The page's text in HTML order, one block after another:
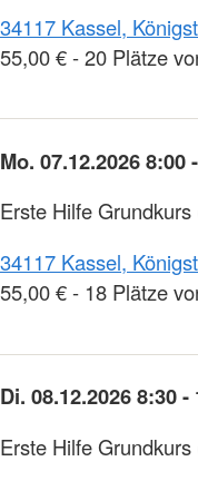
34117 Kassel,
55,00 € - 20 Plätze
Mo. 07.12.2026 8:00
Erste Hilfe Grundkurs
34117 Kassel,
55,00 € - 18 Plätze
Di. 08.12.2026 8:30
Erste Hilfe Grundkurs